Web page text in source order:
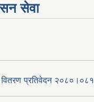
सेवा
वितरण प्रतिवेदन २०८०।०८१